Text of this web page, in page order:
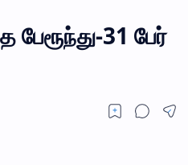
31 பேர்